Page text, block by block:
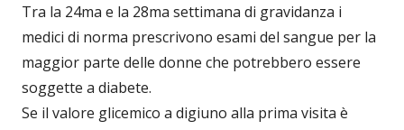
Tra la 24ma e la 28ma settimana di gravidanza i
medici di norma prescrivono esami del sangue per la
maggior parte delle donne che potrebbero essere
soggette a diabete.
Se il valore glicemico a digiuno alla prima visita è